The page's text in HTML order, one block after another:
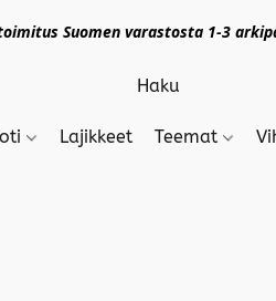
Suomen varastosta 1-3
Lajikkeet Teemat